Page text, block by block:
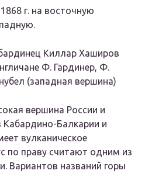
г. на восточную
Киллар Хаширов
Ф. Гардинер, Ф.
(западная вершина)
вершина России и
Балкарии и
вулканическое
по праву считают одним из
Вариантов названий горы